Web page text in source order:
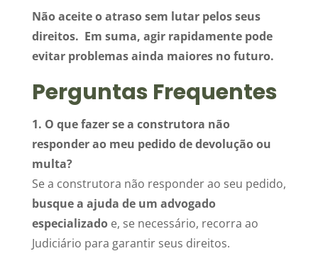
Não aceite o atraso sem lutar pelos seus
direitos. Em suma, agir rapidamente pode
evitar problemas ainda maiores no futuro.
Perguntas Frequentes
1. O que fazer se a construtora não
responder ao meu pedido de devolução ou
multa?
Se a construtora não responder ao seu pedido,
busque a ajuda de um advogado
especializadoe, se necessário, recorra ao
Judiciário para garantir seus direitos.